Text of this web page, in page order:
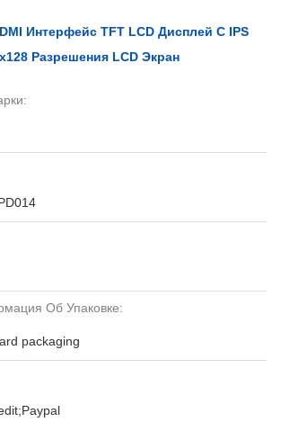
Интерфейс TFT LCD Дисплей С IPS
Разрешения LCD Экран
Об Упаковке:
packaging